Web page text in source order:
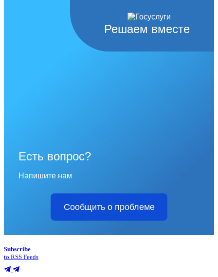
Решаем вместе
Есть вопрос?
Напишите нам
Сообщить о проблеме
Subscribe
to RSS Feeds